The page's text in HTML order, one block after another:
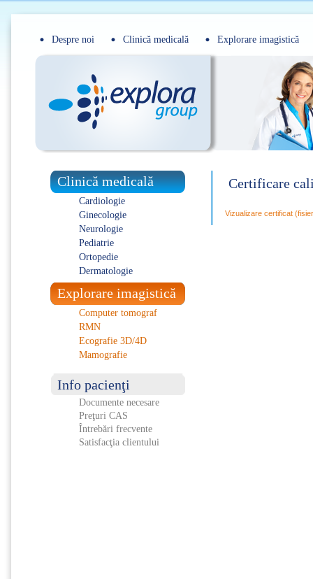
Despre noi Clinică medicală Explorare imagistică
Clinică medicală
Cardiologie
Ginecologie
Neurologie
Pediatrie
Ortopedie
Dermatologie
Explorare imagistică
Computer tomograf
RMN
Ecografie 3D/4D
Mamografie
Info pacienţi
Documente necesare
Preţuri CAS
Întrebări frecvente
Satisfacţia clientului
Certificare
Vizualizare certificat